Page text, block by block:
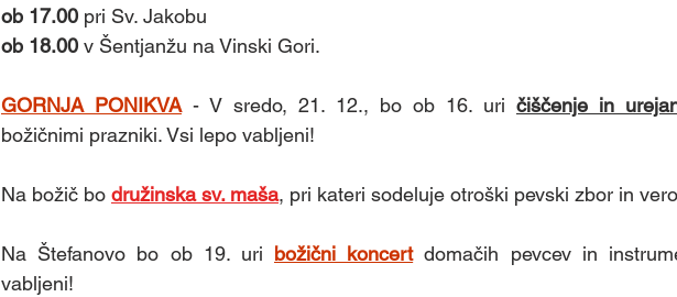
ob 17.00 pri Sv. Jakobu
ob 18.00 v Šentjanžu na Vinski Gori.
GORNJA PONIKVA - V sredo, 21. 12., bo ob 16. uri čiščenje in
božičnimi prazniki. Vsi lepo vabljeni!
Na božič bo družinska sv. maša, pri kateri sodeluje otroški pevski zbor in
Na Štefanovo bo ob 19. uri božični koncert domačih pevcev in
vabljeni!